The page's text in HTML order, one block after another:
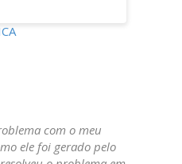
com o meu
ele foi gerado pelo